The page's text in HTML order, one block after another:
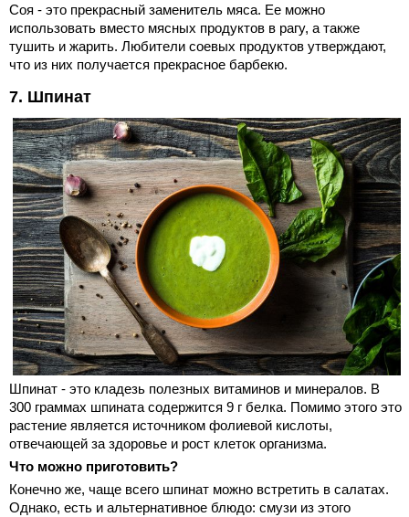
Соя - это прекрасный заменитель мяса. Ее можно
использовать вместо мясных продуктов в рагу, а также
тушить и жарить. Любители соевых продуктов утверждают,
что из них получается прекрасное барбекю.
7. Шпинат
Шпинат - это кладезь полезных витаминов и минералов. В
300 граммах шпината содержится 9 г белка. Помимо этого это
растение является источником фолиевой кислоты,
отвечающей за здоровье и рост клеток организма.
Что можно приготовить?
Конечно же, чаще всего шпинат можно встретить в салатах.
Однако, есть и альтернативное блюдо: смузи из этого